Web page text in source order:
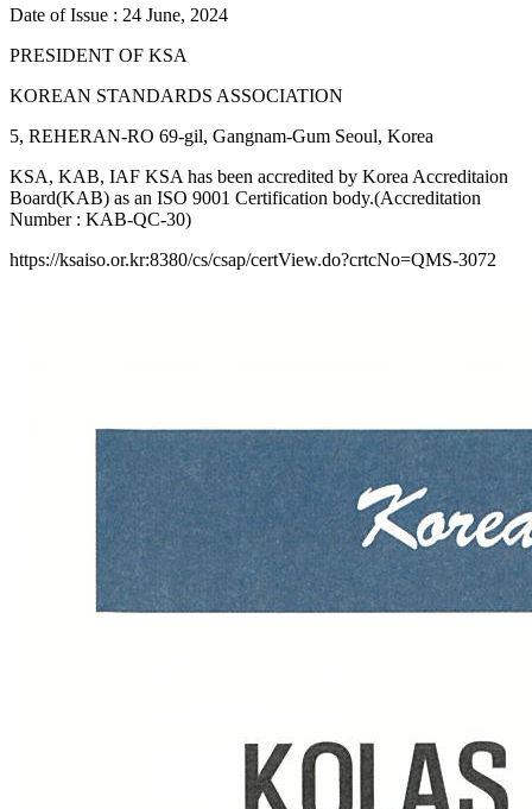
Date of Issue : 24 June, 2024
PRESIDENT OF KSA
KOREAN STANDARDS ASSOCIATION
5, REHERAN-RO 69-gil, Gangnam-Gum Seoul, Korea
KSA, KAB, IAF KSA has been accredited by Korea Accreditaion
Board(KAB) as an ISO 9001 Certification body.(Accreditation
Number : KAB-QC-30)
https://ksaiso.or.kr:8380/cs/csap/certView.do?crtcNo=QMS-3072